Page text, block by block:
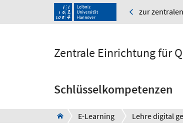
zur
Zentrale Einrichtung für
Schlüsselkompetenzen
E-Learning Lehre digital